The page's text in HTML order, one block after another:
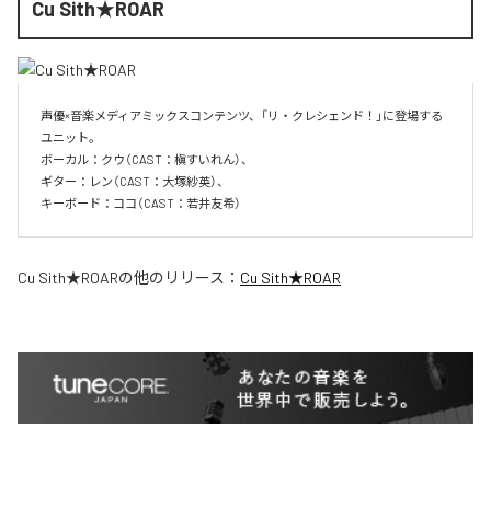
Cu Sith★ROAR
声優×音楽メディアミックスコンテンツ、「リ・クレシェンド！」に登場する
ユニット。
ボーカル：クウ（CAST：槇すいれん）、
ギター：レン（CAST：大塚紗英）、
キーボード：ココ（CAST：若井友希）
Cu Sith★ROARの他のリリース： Cu Sith★ROAR